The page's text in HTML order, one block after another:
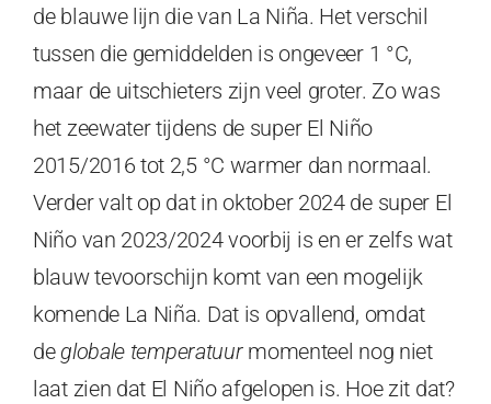
de blauwe lijn die van La Niña. Het verschil
tussen die gemiddelden is ongeveer 1 °C,
maar de uitschieters zijn veel groter. Zo was
het zeewater tijdens de super El Niño
2015/2016 tot 2,5 °C warmer dan normaal.
Verder valt op dat in oktober 2024 de super El
Niño van 2023/2024 voorbij is en er zelfs wat
blauw tevoorschijn komt van een mogelijk
komende La Niña. Dat is opvallend, omdat
deglobale temperatuurmomenteel nog niet
laat zien dat El Niño afgelopen is. Hoe zit dat?